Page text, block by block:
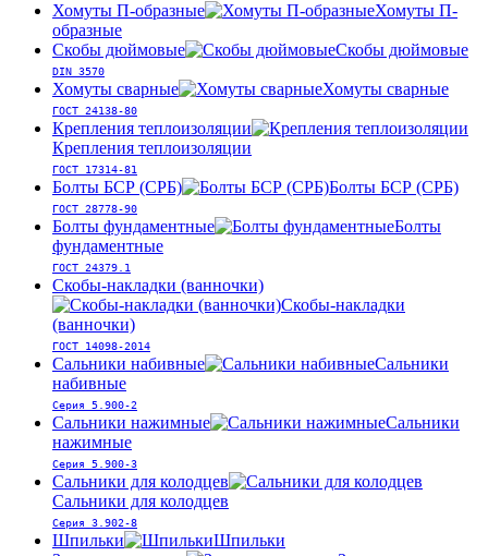
Хомуты П-образные
Хомуты П-
образные
Скобы дюймовые
Скобы дюймовые
DIN 3570
Хомуты сварные Хомуты сварные
ГОСТ 24138-80
Крепления теплоизоляции
Крепления теплоизоляции
ГОСТ 17314-81
Болты БСР (СРБ) Болты БСР (СРБ)
ГОСТ 28778-90
Болты фундаментные
Болты
фундаментные
ГОСТ 24379.1
Скобы-накладки (ванночки)
Скобы-накладки
(ванночки)
ГОСТ 14098-2014
Сальники набивные
Сальники
набивные
Серия 5.900-2
Сальники нажимные
Сальники
нажимные
Серия 5.900-3
Сальники для колодцев
Сальники для колодцев
Серия 3.902-8
Шпильки
Шпильки